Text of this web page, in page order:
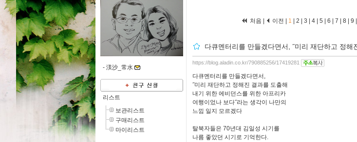
- 渼沙_常水
리스트
보관리스트
구매리스트
마이리스트
처음 | 이전 | 1 2 3 4 5 6 7 8 9
다큐멘터리를 만들겠다면서, ˝미리 재단하고 정해
https://blog.aladin.co.kr/790885256/17419281
다큐멘터리를 만들겠다면서,
˝미리 재단하고 정해진 결과를 도출해
내기 위한 에비던스를 위한 아프리카
여행이었나 보다˝라는 생각이 나만의
느낌 일지 모르겠다
탈북자들은 70년대 김일성 시기를
나름 좋았던 시기로 기억한다.